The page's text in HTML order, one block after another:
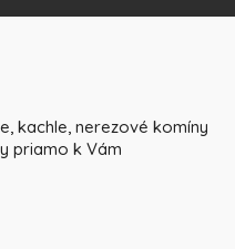
kachle, nerezové komíny
priamo k Vám